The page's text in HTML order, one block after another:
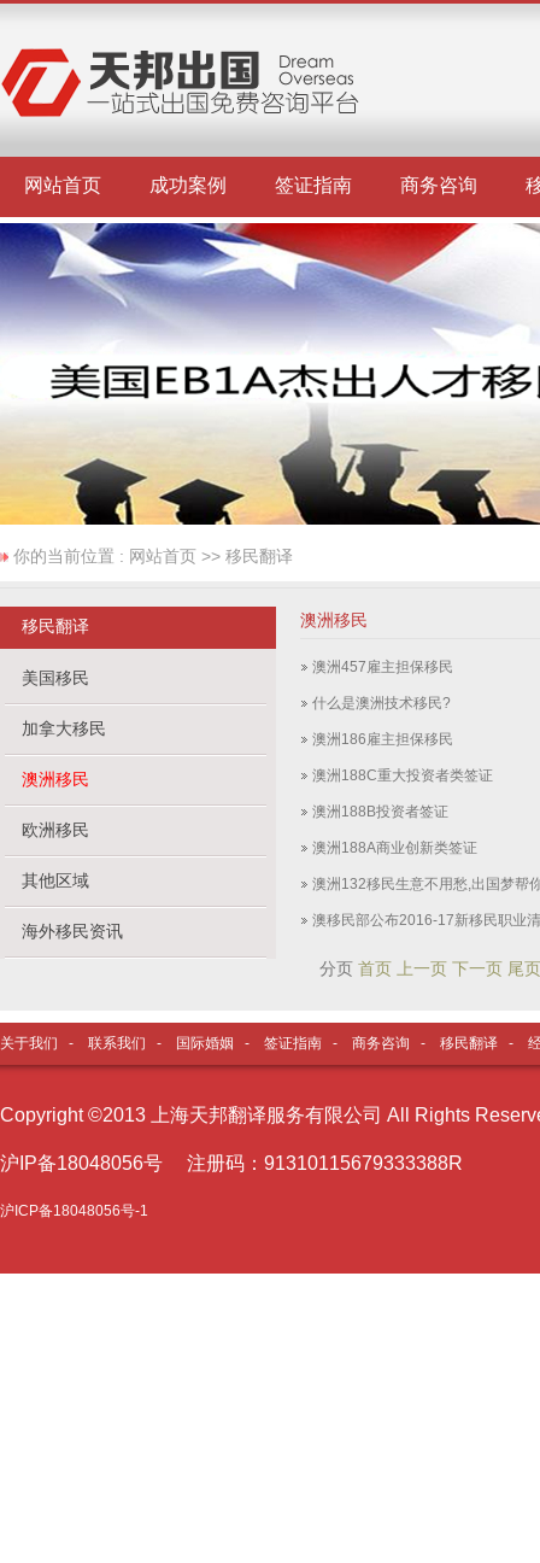
网站首页 成功案例 签证指南 商务咨询
你的当前位置 : 网站首页 >> 移民翻译
移民翻译
美国移民
加拿大移民
澳洲移民
欧洲移民
其他区域
海外移民资讯
澳洲移民
澳洲457雇主担保移民
什么是澳洲技术移民?
澳洲186雇主担保移民
澳洲188C重大投资者类签证
澳洲188B投资者签证
澳洲188A商业创新类签证
澳洲132移民生意不用愁,出国梦帮
澳移民部公布2016-17新移民职业
分页 首页 上一页 下一页 尾页
关于我们 - 联系我们 - 国际婚姻 - 签证指南 - 商务咨询 - 移民翻译 -
Copyright ©2013 上海天邦翻译服务有限公司 All Rights
沪I P备18048056号 注册码：91310115679333388R
沪ICP备18048056号-1